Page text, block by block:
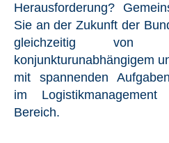
Herausforderung?
Sie an der Zukunft der
gleichzeitig
konjunkturunabhängigem
mit spannenden
im Logistikmanagement
Bereich.